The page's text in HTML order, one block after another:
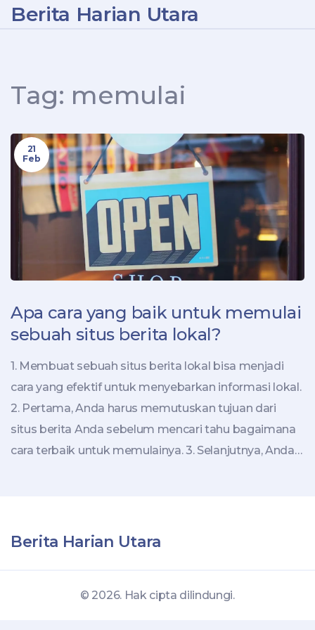
Berita Harian Utara
Tag: memulai
21
Feb
Apa cara yang baik untuk memulai
sebuah situs berita lokal?
1. Membuat sebuah situs berita lokal bisa menjadi
cara yang efektif untuk menyebarkan informasi lokal.
2. Pertama, Anda harus memutuskan tujuan dari
situs berita Anda sebelum mencari tahu bagaimana
cara terbaik untuk memulainya. 3. Selanjutnya, Anda
mudah digunakan, pastikan Anda menggunakan
menyebarkan informasi dari situs berita Anda.
Berita Harian Utara
© 2026. Hak cipta dilindungi.